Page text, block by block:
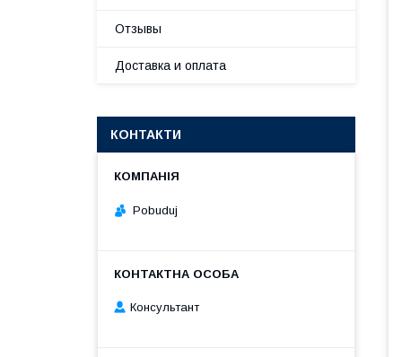
Отзывы
Доставка и оплата
КОНТАКТИ
Pobuduj
Консультант